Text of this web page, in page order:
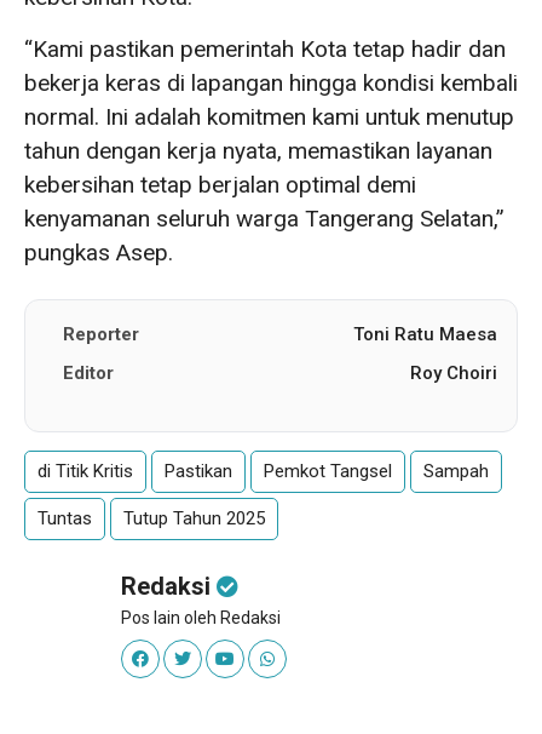
“Kami pastikan pemerintah Kota tetap hadir dan
bekerja keras di lapangan hingga kondisi kembali
normal. Ini adalah komitmen kami untuk menutup
tahun dengan kerja nyata, memastikan layanan
kebersihan tetap berjalan optimal demi
kenyamanan seluruh warga Tangerang Selatan,”
pungkas Asep.
Reporter
Toni Ratu Maesa
Editor
Roy Choiri
di Titik Kritis Pastikan Pemkot Tangsel Sampah
Tuntas Tutup Tahun 2025
Redaksi
Pos lain oleh Redaksi